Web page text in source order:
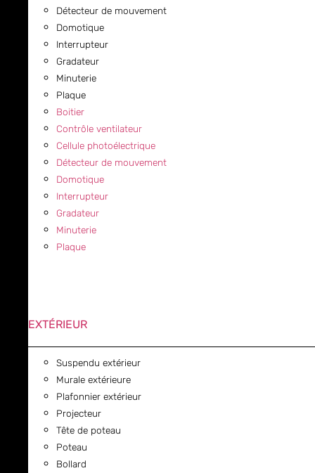
Détecteur de mouvement
Domotique
Interrupteur
Gradateur
Minuterie
Plaque
Boitier
Contrôle ventilateur
Cellule photoélectrique
Détecteur de mouvement
Domotique
Interrupteur
Gradateur
Minuterie
Plaque
EXTÉRIEUR
Suspendu extérieur
Murale extérieure
Plafonnier extérieur
Projecteur
Tête de poteau
Poteau
Bollard